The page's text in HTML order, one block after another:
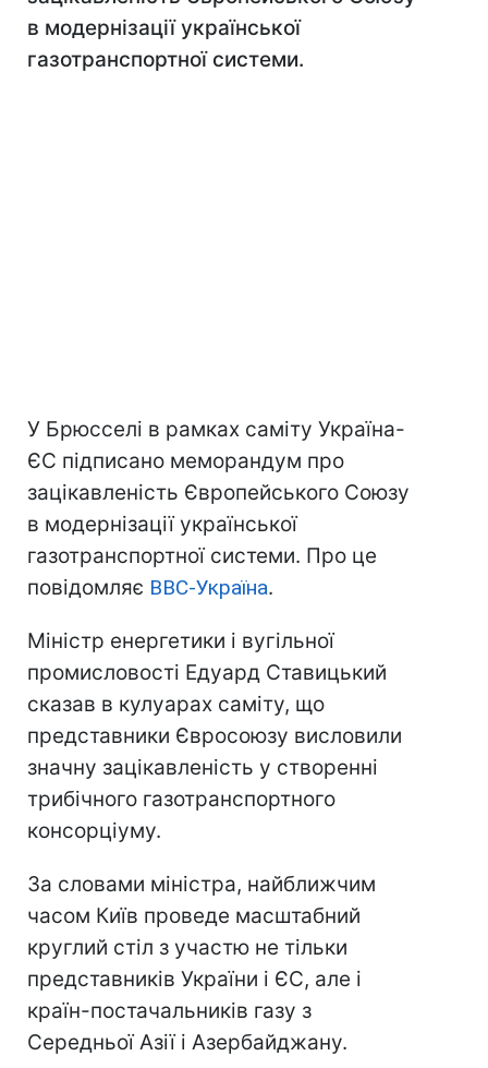
в модернізації української
газотранспортної системи.
У Брюсселі в рамках саміту Україна-
ЄС підписано меморандум про
зацікавленість Європейського Союзу
в модернізації української
газотранспортної системи. Про це
повідомляє ВВС-Україна.
Міністр енергетики і вугільної
промисловості Едуард Ставицький
сказав в кулуарах саміту, що
представники Євросоюзу висловили
значну зацікавленість у створенні
трибічного газотранспортного
консорціуму.
За словами міністра, найближчим
часом Київ проведе масштабний
круглий стіл з участю не тільки
представників України і ЄС, але і
країн-постачальників газу з
Середньої Азії і Азербайджану.